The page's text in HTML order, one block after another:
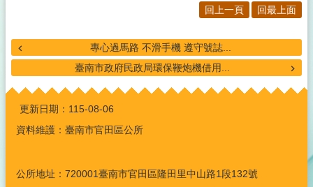
回上一頁 回最上面
專心過馬路 不滑手機 遵守號誌...
臺南市政府民政局環保鞭炮機借用...
:::
更新日期： 115-08-06
資料維護：臺南市官田區公所
公所地址：720001臺南市官田區隆田里中山路1段132號